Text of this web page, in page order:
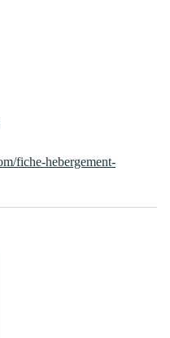
fiche-hebergement-